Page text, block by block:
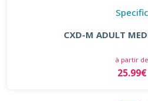
Specific
CXD-M ADULT
à partir de
25.99€